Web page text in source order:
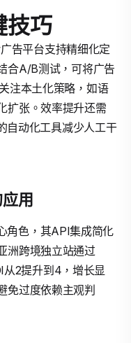
技巧
告平台支持精细化定
合A/B测试，可将广告
注本土化策略，如语
扩张。效率提升还需
自动化工具减少人工干
用
角色，其API集成简化
洲跨境独立站通过
2提升到4，增长显
免过度依赖主观判